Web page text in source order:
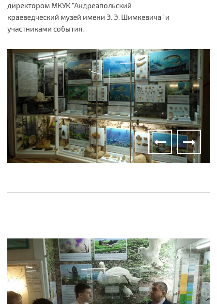
директором МКУК "Андреапольский
краеведческий музей имени Э. Э. Шимкевича" и
участниками события.